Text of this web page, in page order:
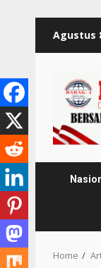
Agustus
Home